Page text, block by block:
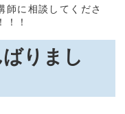
師に相談してくださ
！！
りまし